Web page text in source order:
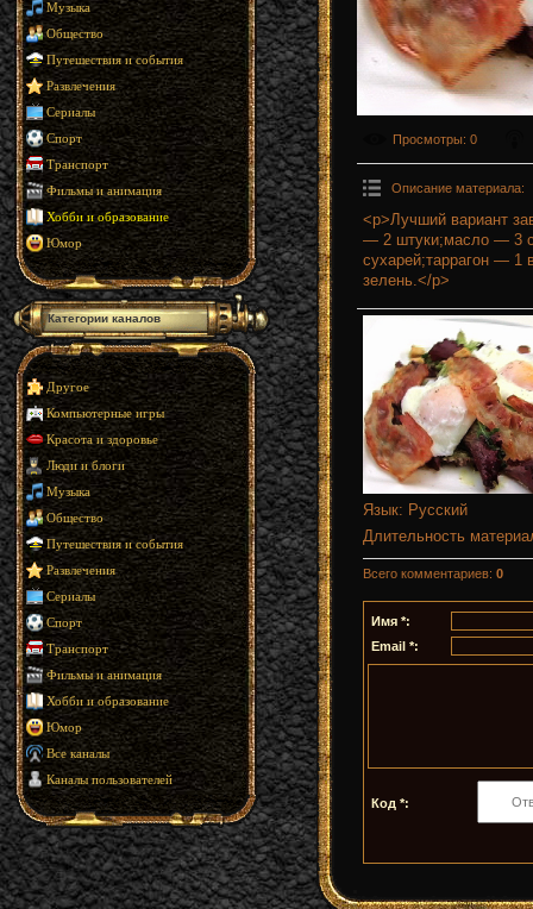
Музыка
Общество
Путешествия и события
Развлечения
Сериалы
Спорт
Транспорт
Фильмы и анимация
Хобби и образование
Юмор
Категории каналов
Другое
Компьютерные игры
Красота и здоровье
Люди и блоги
Музыка
Общество
Путешествия и события
Развлечения
Сериалы
Спорт
Транспорт
Фильмы и анимация
Хобби и образование
Юмор
Все каналы
Каналы пользователей
Просмотры: 0
Описание материала:
<p>Лучший вариант
— 2 штуки;масло — 3
сухарей;таррагон — 1
зелень.</p>
Язык: Русский
Длительность
Всего комментариев: 0
Имя *:
Email *:
Код *: